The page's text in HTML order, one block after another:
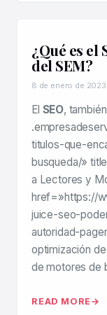
¿Qué es el
del SEM?
8 de enero de 2023
El SEO,
titulos-que-
busqueda/»
a Lectores y
href=»https://
juice-seo-
autoridad-
optimización
de motores de
READ MORE